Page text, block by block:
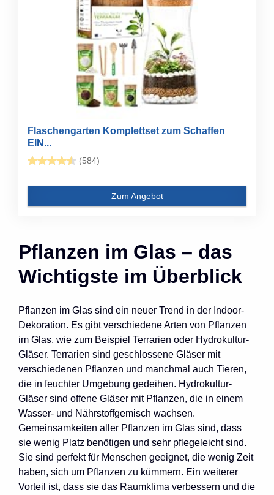
Flaschengarten Komplettset zum Schaffen
EIN...
(584)
Zum Angebot
Pflanzen im Glas – das
Wichtigste im Überblick
Pflanzen im Glas sind ein neuer Trend in der Indoor-
Dekoration. Es gibt verschiedene Arten von Pflanzen
im Glas, wie zum Beispiel Terrarien oder Hydrokultur-
Gläser. Terrarien sind geschlossene Gläser mit
verschiedenen Pflanzen und manchmal auch Tieren,
die in feuchter Umgebung gedeihen. Hydrokultur-
Gläser sind offene Gläser mit Pflanzen, die in einem
Wasser- und Nährstoffgemisch wachsen.
Gemeinsamkeiten aller Pflanzen im Glas sind, dass
sie wenig Platz benötigen und sehr pflegeleicht sind.
Sie sind perfekt für Menschen geeignet, die wenig Zeit
haben, sich um Pflanzen zu kümmern. Ein weiterer
Vorteil ist, dass sie das Raumklima verbessern und die